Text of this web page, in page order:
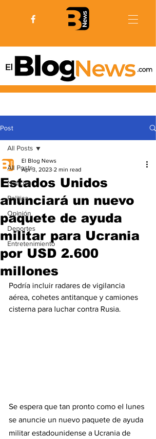
Post
All Posts
Noticias
Politica
Opinión
Deportes
Entretenimiento
All Posts
Estados Unidos
anunciará un nuevo
paquete de ayuda
militar para Ucrania
por USD 2.600
millones
El Blog News
Apr 3, 2023 2 min read
Podría incluir radares de vigilancia
aérea, cohetes antitanque y camiones
cisterna para luchar contra Rusia.
Se espera que tan pronto como el lunes
se anuncie un nuevo paquete de ayuda
militar estadounidense a Ucrania de